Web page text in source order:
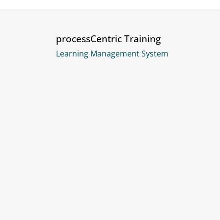
processCentric Training
Learning Management System